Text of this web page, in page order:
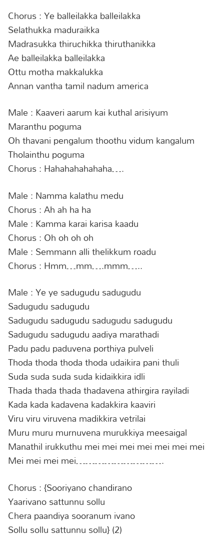
Chorus : Ye balleilakka balleilakka
Selathukka maduraikka
Madrasukka thiruchikka thiruthanikka
Ae balleilakka balleilakka
Ottu motha makkalukka
Annan vantha tamil nadum america
Male : Kaaveri aarum kai kuthal arisiyum
Maranthu poguma
Oh thavani pengalum thoothu vidum kangalum
Tholainthu poguma
Chorus : Hahahahahahaha….
Male : Namma kalathu medu
Chorus : Ah ah ha ha
Male : Kamma karai karisa kaadu
Chorus : Oh oh oh oh
Male : Semmann alli thelikkum roadu
Chorus : Hmm…mm….mmm…..
Male : Ye ye sadugudu sadugudu
Sadugudu sadugudu
Sadugudu sadugudu sadugudu sadugudu
Sadugudu sadugudu aadiya marathadi
Padu padu paduvena porthiya pulveli
Thoda thoda thoda thoda udaikira pani thuli
Suda suda suda suda kidaikkira idli
Thada thada thada thadavena athirgira rayiladi
Kada kada kadavena kadakkira kaaviri
Viru viru viruvena madikkira vetrilai
Muru muru murnuvena murukkiya meesaigal
Manathil irukkuthu mei mei mei mei mei mei mei
Mei mei mei mei……………………….
Chorus : {Sooriyano chandirano
Yaarivano sattunnu sollu
Chera paandiya sooranum ivano
Sollu sollu sattunnu sollu} (2)